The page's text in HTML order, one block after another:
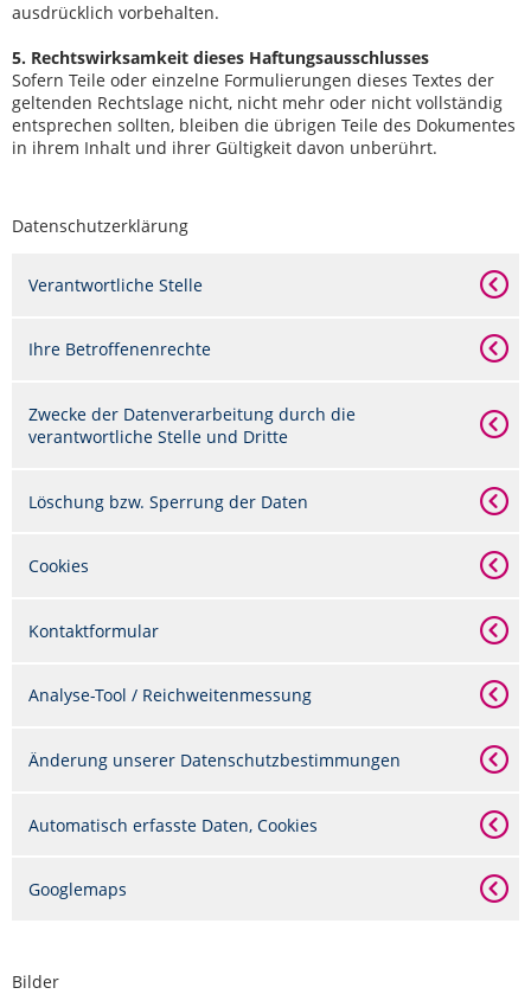
ausdrücklich vorbehalten.
5. Rechtswirksamkeit dieses Haftungsausschlusses
Sofern Teile oder einzelne Formulierungen dieses Textes der
geltenden Rechtslage nicht, nicht mehr oder nicht vollständig
entsprechen sollten, bleiben die übrigen Teile des Dokumentes
in ihrem Inhalt und ihrer Gültigkeit davon unberührt.
Datenschutzerklärung
Verantwortliche Stelle
Ihre Betroffenenrechte
Zwecke der Datenverarbeitung durch die
verantwortliche Stelle und Dritte
Löschung bzw. Sperrung der Daten
Cookies
Kontaktformular
Analyse-Tool / Reichweitenmessung
Änderung unserer Datenschutzbestimmungen
Automatisch erfasste Daten, Cookies
Googlemaps
Bilder